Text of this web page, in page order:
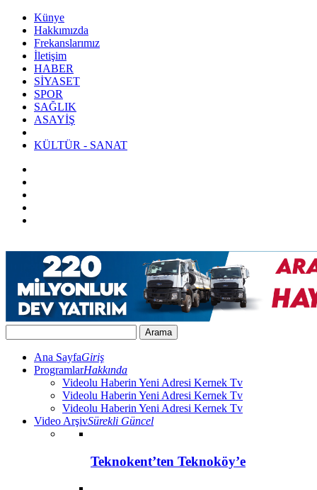
Künye
Hakkımızda
Frekanslarımız
İletişim
HABER
SİYASET
SPOR
SAĞLIK
ASAYİŞ
KÜLTÜR - SANAT
Ana SayfaGiriş
ProgramlarHakkında
Videolu Haberin Yeni Adresi Kernek Tv
Videolu Haberin Yeni Adresi Kernek Tv
Videolu Haberin Yeni Adresi Kernek Tv
Video ArşivSürekli Güncel
Teknokent’ten Teknoköy’e